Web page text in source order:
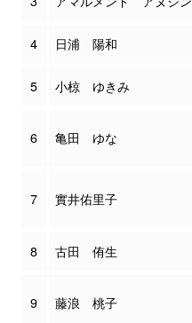
4 日浦 陽和
5 小椋 ゆきみ
6 亀田 ゆな
7 實井佑里子
8 古田 侑生
9 藤浪 桃子